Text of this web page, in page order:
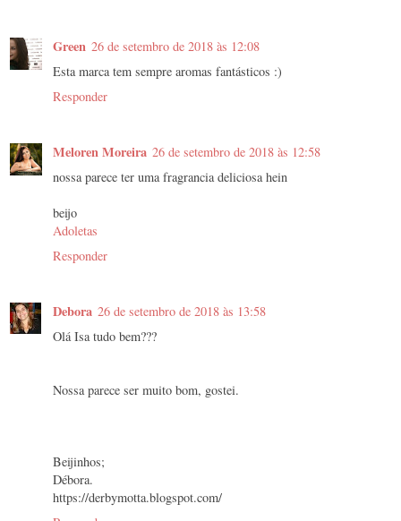
Green 26 de setembro de 2018 às 12:08
Esta marca tem sempre aromas fantásticos :)
Responder
Meloren Moreira 26 de setembro de 2018 às 12:58
nossa parece ter uma fragrancia deliciosa hein
beijo
Adoletas
Responder
Debora 26 de setembro de 2018 às 13:58
Olá Isa tudo bem???
Nossa parece ser muito bom, gostei.
Beijinhos;
Débora.
https://derbymotta.blogspot.com/